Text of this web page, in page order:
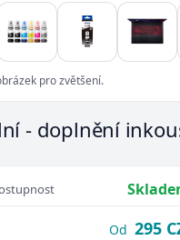
pro zvětšení.
- doplnění
Od 295